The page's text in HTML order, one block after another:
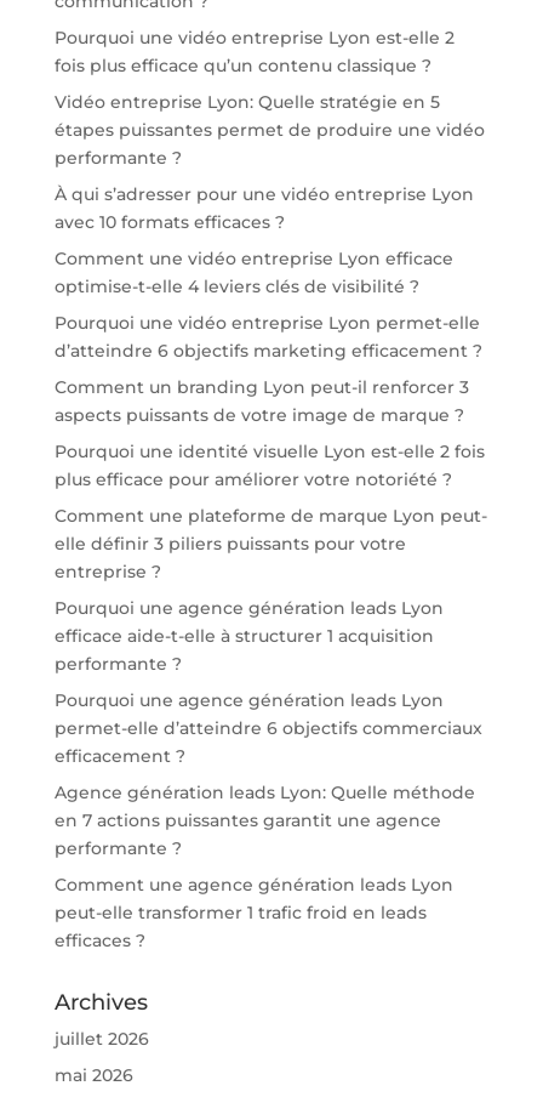
Pourquoi une vidéo entreprise Lyon est-elle 2
fois plus efficace qu’un contenu classique ?
Vidéo entreprise Lyon: Quelle stratégie en 5
étapes puissantes permet de produire une vidéo
performante ?
À qui s’adresser pour une vidéo entreprise Lyon
avec 10 formats efficaces ?
Comment une vidéo entreprise Lyon efficace
optimise-t-elle 4 leviers clés de visibilité ?
Pourquoi une vidéo entreprise Lyon permet-elle
d’atteindre 6 objectifs marketing efficacement ?
Comment un branding Lyon peut-il renforcer 3
aspects puissants de votre image de marque ?
Pourquoi une identité visuelle Lyon est-elle 2 fois
plus efficace pour améliorer votre notoriété ?
Comment une plateforme de marque Lyon peut-
elle définir 3 piliers puissants pour votre
entreprise ?
Pourquoi une agence génération leads Lyon
efficace aide-t-elle à structurer 1 acquisition
performante ?
Pourquoi une agence génération leads Lyon
permet-elle d’atteindre 6 objectifs commerciaux
efficacement ?
Agence génération leads Lyon: Quelle méthode
en 7 actions puissantes garantit une agence
performante ?
Comment une agence génération leads Lyon
peut-elle transformer 1 trafic froid en leads
efficaces ?
Archives
juillet 2026
mai 2026